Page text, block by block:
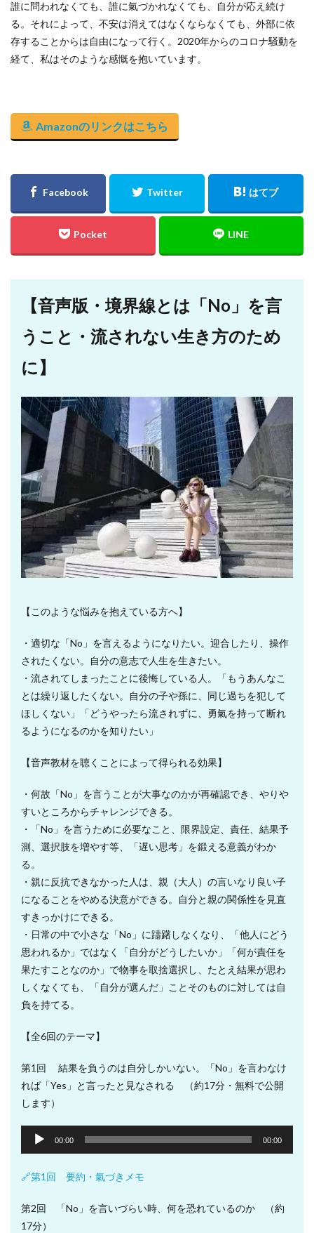
誰に問われなくても、誰に氣づかれなくても、自分が応え続け
る。それによって、不安は消えてはなくならなくても、外部に依
存することからは自由になって行く。2020年からのコロナ騒動を
経て、私はそのような感慨を抱いています。
Amazonのリンクはこちら
【音声版・境界線とは「No」を言
うこと・流されない生き方のため
に】
【このような悩みを抱えている方へ】
・適切な「No」を言えるようになりたい。迎合したり、操作
されたくない。自分の意志で人生を生きたい。
・流されてしまったことに後悔している人。「もうあんなこ
とは繰り返したくない。自分の子や孫に、同じ過ちを犯して
ほしくない」「どうやったら流されずに、勇氣を持って断れ
るようになるのかを知りたい」
【音声教材を聴くことによって得られる効果】
・何故「No」を言うことが大事なのかが再確認でき、やりや
すいところからチャレンジできる。
・「No」を言うために必要なこと、限界設定、責任、結果予
測、選択肢を増やす等、「遅い思考」を鍛える意義がわか
る。
・親に反抗できなかった人は、親（大人）の言いなり良い子
になることをやめる決意ができる。自分と親の関係性を見直
すきっかけにできる。
・日常の中で小さな「No」に躊躇しなくなり、「他人にどう
思われるか」ではなく「自分がどうしたいか」「何が責任を
果たすことなのか」で物事を取捨選択し、たとえ結果が思わ
しくなくても、「自分が選んだ」ことそのものに対しては自
負を持てる。
【全6回のテーマ】
第1回 結果を負うのは自分しかいない。「No」を言わなけ
れば「Yes」と言ったと見なされる （約17分・無料で公開
します）
声
プ
ー
ヤ
00:00 00:00
🔗第1回 要約・氣づきメモ
第2回 「No」を言いづらい時、何を恐れているのか （約
17分）